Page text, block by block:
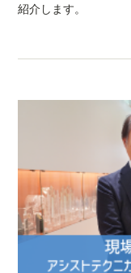
紹介します。